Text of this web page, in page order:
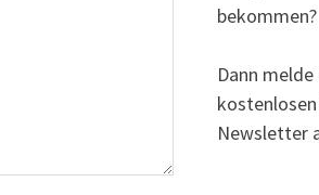
bekommen?
Dann melde
Newsletter